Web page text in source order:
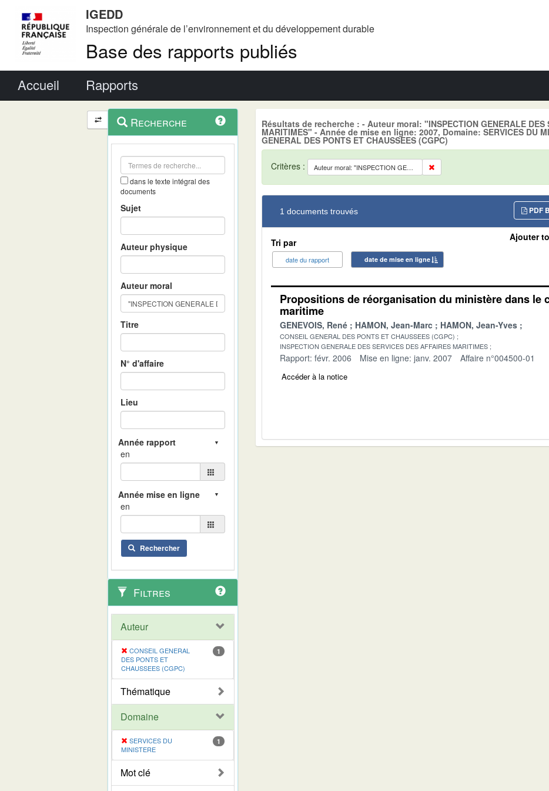
IGEDD
Inspection générale de l’environnement et du développement durable
Base des rapports publiés
Accueil Rapports
Navigation
et
outils
contextuel
Recherche
dans le texte intégral des
documents
Sujet
Auteur physique
Auteur moral
Titre
N° d'affaire
Lieu
en
en
Rechercher
Filtres
Auteur
CONSEIL GENERAL
DES PONTS ET
CHAUSSEES (CGPC)
1
Thématique
Domaine
SERVICES DU
MINISTERE
1
Mot clé
Résultats de recherche : - Auteur moral: "INSPECTION GENERALE DES
MARITIMES" - Année de mise en ligne: 2007, Domaine: SERVICES DU
GENERAL DES PONTS ET CHAUSSEES (CGPC)
Critères : Auteur moral: "INSPECTION GENERALE DES SERVICES DES AFFAIRES MARITIMES"
1 documents trouvés PDF
Tri par
date du rapport date de mise en ligne
Ajouter
Propositions de réorganisation du ministère dans le
maritime
GENEVOIS, René HAMON, Jean-Marc HAMON, Jean-Yves
CONSEIL GENERAL DES PONTS ET CHAUSSEES (CGPC)
INSPECTION GENERALE DES SERVICES DES AFFAIRES MARITIMES
Rapport: févr. 2006 Mise en ligne: janv. 2007 Affaire n°004500-01
Accéder à la notice